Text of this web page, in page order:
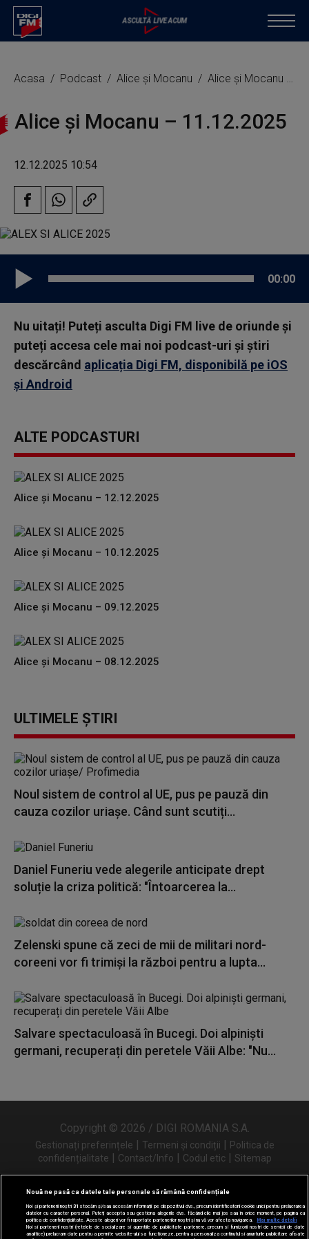
Acasa Podcast Alice și Mocanu Alice și Mocanu – 11.12.2025
Alice și Mocanu – 11.12.2025
12.12.2025 10:54
00:00
Nu uitați! Puteți asculta Digi FM live de oriunde și
puteți accesa cele mai noi podcast-uri și știri
descărcând aplicația Digi FM, disponibilă pe iOS
și Android
ALTE PODCASTURI
Alice și Mocanu – 12.12.2025
Alice și Mocanu – 10.12.2025
Alice și Mocanu – 09.12.2025
Alice și Mocanu – 08.12.2025
ULTIMELE ȘTIRI
Noul sistem de control al UE, pus pe pauză din
cauza cozilor uriașe. Când sunt scutiți...
Daniel Funeriu vede alegerile anticipate drept
soluție la criza politică: "Întoarcerea la...
Zelenski spune că zeci de mii de militari nord-
coreeni vor fi trimiși la război pentru a lupta...
Salvare spectaculoasă în Bucegi. Doi alpiniști
germani, recuperați din peretele Văii Albe: "Nu...
Copyright © 2026 / DIGI ROMANIA S.A.
Gestionați preferințele | Termeni și condiții | Politica de
confidențialitate | Contact/Info | Codul etic | Sitemap
Urmărește-ne și pe
Nouă ne pasă ca datele tale personale să rămână confidențiale
Noi și partenerii noștri31 stocăm și/sau accesăm informații pe dispozitivul dvs., precum identificatorii cookie unici pentru prelucrarea
datelor cu caracter personal. Puteți accepta sau gestiona alegerile dvs. făcând clic mai jos sau în orice moment, pe pagina cu
politica de confidențialitate. Aceste alegeri vor fi raportate partenerilor noștri și nu vă vor afecta navigarea.
Mai multe detalii
Noi si partenerii nostri (retelele de socializare si agentiile de publicitate partenere, precum si furnizorii nostri de servicii de date
analitice) prelucram date pentru a permite website-ului sa functioneze, pentru a personaliza continutul si anunturile publicitare afisate